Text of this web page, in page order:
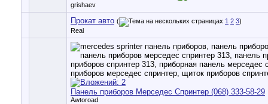
grishaev
Прокат авто ( 1 2 3)
Real
Панель приборов Мерседес Спринтер (068) 333-58-29
Awtoroad